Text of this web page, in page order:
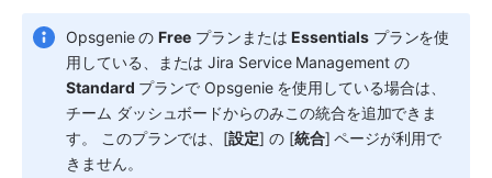
Opsgenie の Free プランまたは Essentials プランを使
用している、または Jira Service Management の
Standard プランで Opsgenie を使用している場合は、
チーム ダッシュボードからのみこの統合を追加できま
す。 このプランでは、[設定] の [統合] ページが利用で
きません。